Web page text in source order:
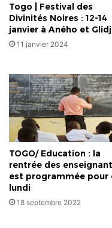
Togo | Festival des
Divinités Noires : 12-14
janvier à Aného et
11 janvier 2024
TOGO/ Education : la
rentrée des
est programmée pour
lundi
18 septembre 2022